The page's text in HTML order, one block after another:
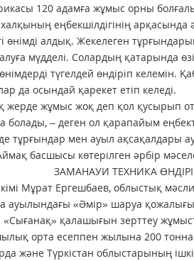
120 адамға жұмыс орны
еңбекшілдігінің
өнімді алдық. Жекелеген
алуға мүдделі. Солардың қатарында
өнімдерді түгелдей өндіріп
да осындай қарекет етіп келеді.
жерде жұмыс жоқ деп қол қусырып
болады, – деген ол қарапайым
тұрғындар мен ауыл ақсақалдары
басшысы көтерілген әрбір
ТЕХНИКА ӨНДІРІС
Мұрат Ергешбаев, облыстық
ауылындағы «Әмір» шаруа
«Сығанақ» қалашығын зерттеу
орта есеппен жылына 200 тонна
және Түркістан облыстарының